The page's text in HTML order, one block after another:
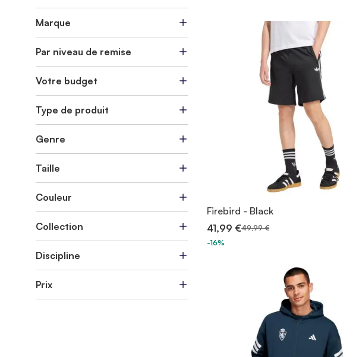
Firebird - Black
41,99 €49,99 €
-16%
Marque
Par niveau de remise
Votre budget
Type de produit
Genre
Taille
Couleur
Collection
Discipline
Prix